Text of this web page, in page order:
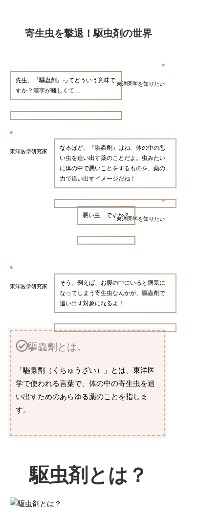
寄生虫を撃退！駆虫剤の世界
東洋医学を知りたい
先生、『驅蟲劑』ってどういう意味で
すか？漢字が難しくて…
東洋医学研究家
なるほど。『驅蟲劑』はね、体の中の悪
い虫を追い出す薬のことだよ。虫みたい
に体の中で悪いことをするものを、薬の
力で追い出すイメージだね！
東洋医学を知りたい
悪い虫…ですか？
東洋医学研究家
そう。例えば、お腹の中にいると病気に
なってしまう寄生虫なんかが、驅蟲劑で
追い出す対象になるよ！
驅蟲劑とは。
「驅蟲劑（くちゅうざい）」とは、東洋医
学で使われる言葉で、体の中の寄生虫を追
い出すためのあらゆる薬のことを指しま
す。
駆虫剤とは？